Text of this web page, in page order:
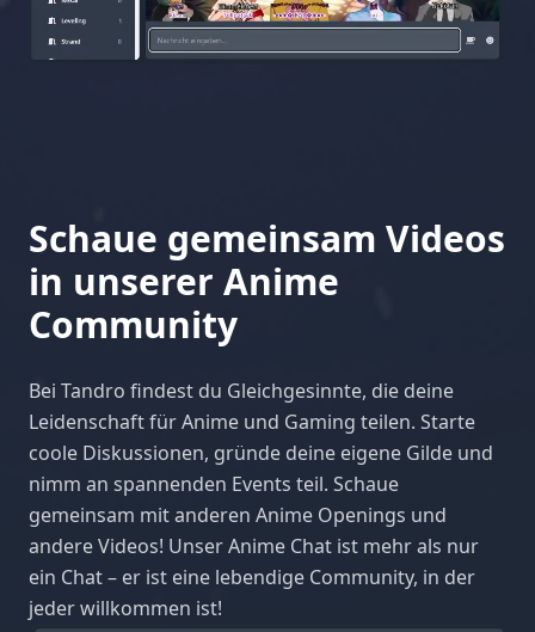
Schaue gemeinsam Videos
in unserer Anime
Community
Bei Tandro findest du Gleichgesinnte, die deine
Leidenschaft für Anime und Gaming teilen. Starte
coole Diskussionen, gründe deine eigene Gilde und
nimm an spannenden Events teil. Schaue
gemeinsam mit anderen Anime Openings und
andere Videos! Unser Anime Chat ist mehr als nur
ein Chat – er ist eine lebendige Community, in der
jeder willkommen ist!